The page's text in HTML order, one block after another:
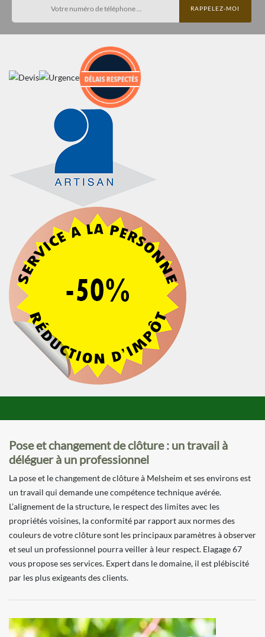
Pose et changement de clôture : un travail à
déléguer à un professionnel
La pose et le changement de clôture à Melsheim et ses environs est
un travail qui demande une compétence technique avérée.
L’alignement de la structure, le respect des limites avec les
propriétés voisines, la conformité par rapport aux normes des
couleurs de votre clôture sont les principaux paramètres à observer
et seul un professionnel pourra veiller à leur respect. Elagage 67
vous propose ses services. Expert dans le domaine, il est plébiscité
par les plus exigeants des clients.